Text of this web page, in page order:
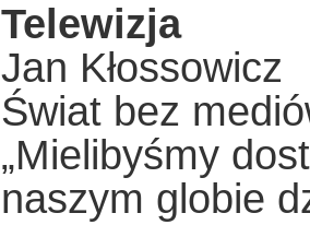
Telewizja
Jan Kłossowicz
Świat bez
„Mielibyśmy
naszym globie